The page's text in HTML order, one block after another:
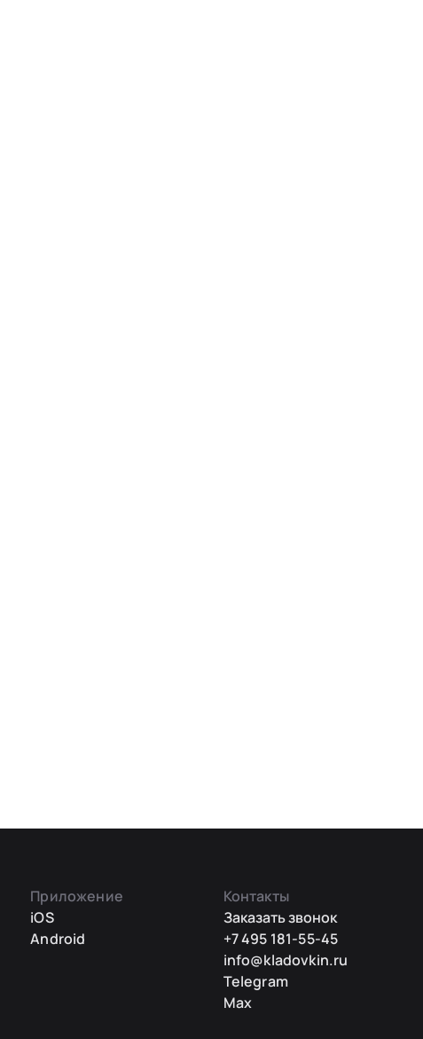
Приложение
iOS
Android
Контакты
Заказать звонок
+7 495 181-55-45
info@kladovkin.ru
Telegram
Max